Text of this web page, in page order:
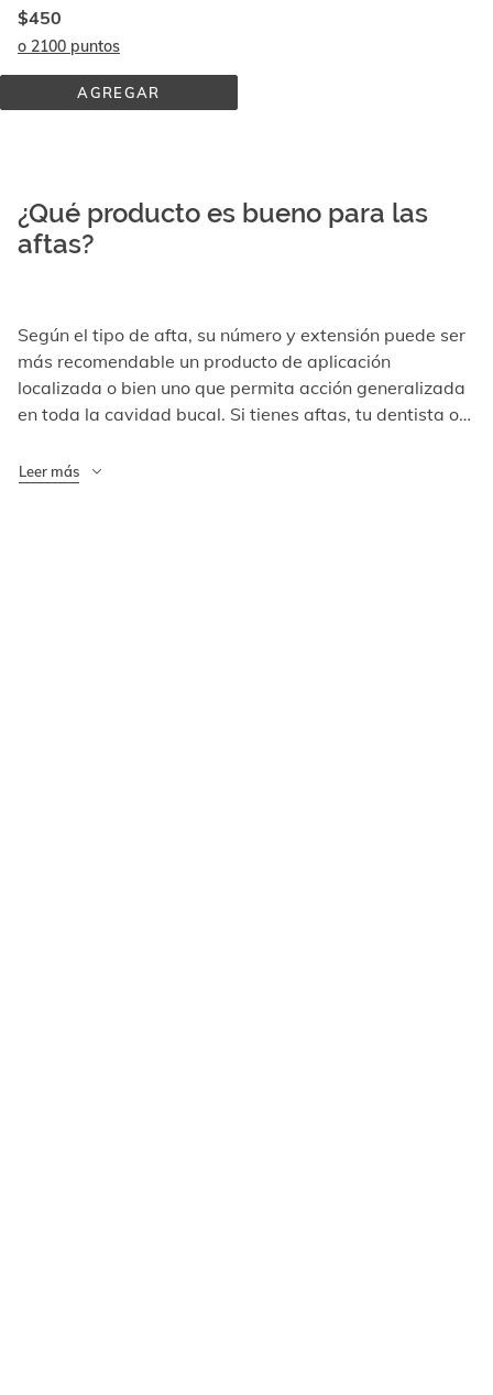
Clorhexidina 0,2%+chitosán
$450
o 2100 puntos
AGREGAR
POST
¿Qué producto es bueno para las
aftas?
Según el tipo de afta, su número y extensión puede ser
más recomendable un producto de aplicación
localizada o bien uno que permita acción generalizada
en toda la cavidad bucal. Si tienes aftas, tu dentista o
el producto más adecuado para mejorarlas.
Leer más